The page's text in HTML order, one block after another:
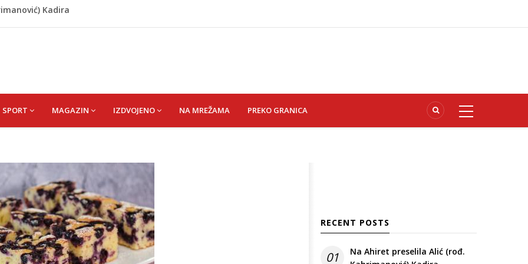
stigao u Bosanski Petrovac
poslala poruku o Srebrenici: Kad svi priznamo genocid,
'pržionica': BH Meteo najavljuje novi toplotni val
Kadira
SPORT MAGAZIN IZDVOJENO NA MREŽAMA PREKO GRANICA
RECENT POSTS
01
Na Ahiret preselila Alić (rođ.